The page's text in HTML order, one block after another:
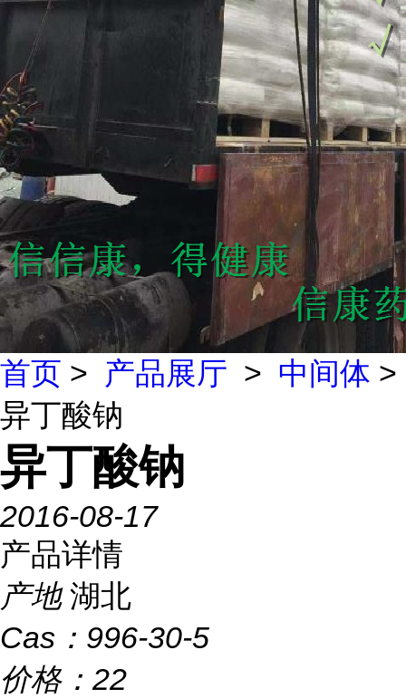
首页 > 产品展厅 > 中间体 >
异丁酸钠
异丁酸钠
2016-08-17
产品详情
产地 湖北
Cas： 996-30-5
价格： 22